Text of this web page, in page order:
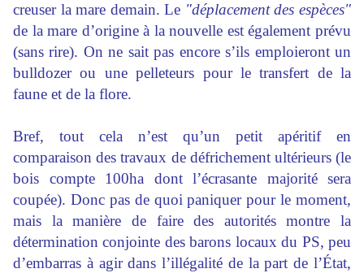
creuser la mare demain. Le "déplacement des espèces"
de la mare d’origine à la nouvelle est également prévu
(sans rire). On ne sait pas encore s’ils emploieront un
bulldozer ou une pelleteurs pour le transfert de la
faune et de la flore.
Bref, tout cela n’est qu’un petit apéritif en
comparaison des travaux de défrichement ultérieurs (le
bois compte 100ha dont l’écrasante majorité sera
coupée). Donc pas de quoi paniquer pour le moment,
mais la manière de faire des autorités montre la
détermination conjointe des barons locaux du PS, peu
d’embarras à agir dans l’illégalité de la part de l’État,